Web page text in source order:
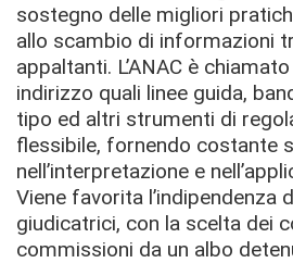
sostegno delle migliori
allo scambio di informazioni
appaltanti. L’ANAC è
indirizzo quali linee guida,
tipo ed altri strumenti di
flessibile, fornendo costante
nell’interpretazione e
Viene favorita l’indipendenza
giudicatrici, con la scelta dei
commissioni da un albo